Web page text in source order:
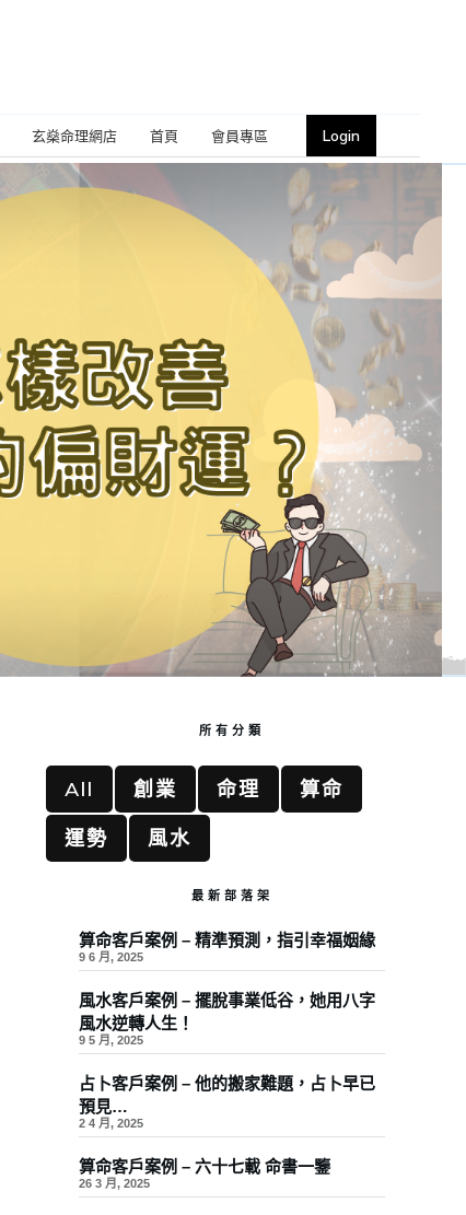
玄燊命理網店 首頁 會員專區 Login
所有分類
All 創業 命理
算命
運勢
風水
最新部落架
算命客戶案例 – 精準預測，指引幸福姻緣
9 6 月, 2025
風水客戶案例 – 擺脫事業低谷，她用八字
風水逆轉人生！
9 5 月, 2025
占卜客戶案例 – 他的搬家難題，占卜早已
預見…
2 4 月, 2025
算命客戶案例 – 六十七載 命書一鑒
26 3 月, 2025